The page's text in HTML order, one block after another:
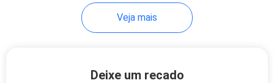
Empacotamento
Veja mais
Deixe um recado